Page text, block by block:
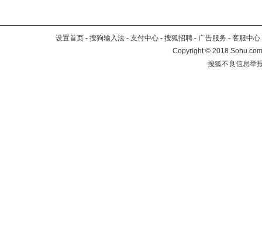
设置首页 - 搜狗输入法 - 支付中心 - 搜狐招聘 - 广告服务 - 客服中心
Copyright©2018
搜狐不良信息举